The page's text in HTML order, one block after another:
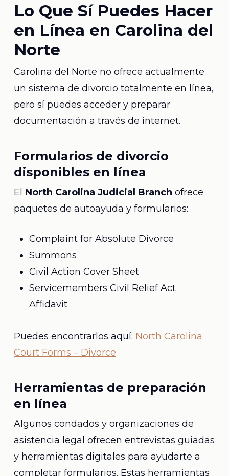
Lo Que Sí Puedes Hacer
en Línea en Carolina del
Norte
Carolina del Norte no ofrece actualmente
un sistema de divorcio totalmente en línea,
pero sí puedes acceder y preparar
documentación a través de internet.
Formularios de divorcio
disponibles en línea
El North Carolina Judicial Branch ofrece
paquetes de autoayuda y formularios:
Complaint for Absolute Divorce
Summons
Civil Action Cover Sheet
Servicemembers Civil Relief Act
Affidavit
Puedes encontrarlos aquí: North Carolina
Court Forms – Divorce
Herramientas de preparación
en línea
Algunos condados y organizaciones de
asistencia legal ofrecen entrevistas guiadas
y herramientas digitales para ayudarte a
completar formularios. Estas herramientas